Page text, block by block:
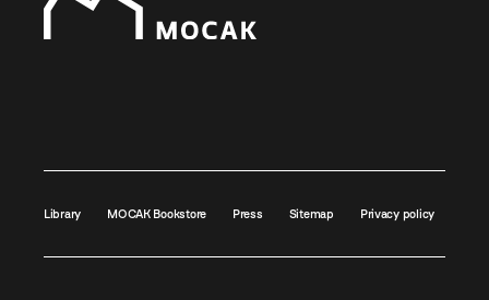
Library MOCAK Bookstore Press Sitemap Privacy policy